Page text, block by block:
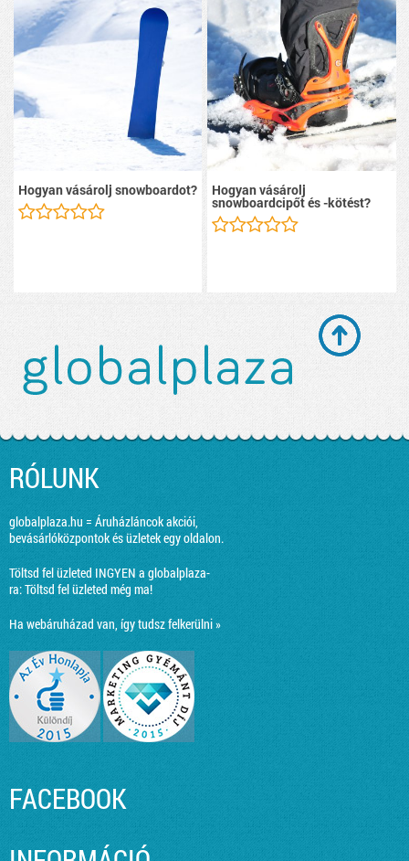
Hogyan vásárolj snowboardot? Hogyan vásárolj
snowboardcipőt és -kötést?
RÓLUNK
globalplaza.hu = Áruházláncok akciói,
bevásárlóközpontok és üzletek egy oldalon.
Töltsd fel üzleted INGYEN a globalplaza-
ra:Töltsd fel üzleted még ma!
Ha webáruházad van, így tudsz felkerülni »
FACEBOOK